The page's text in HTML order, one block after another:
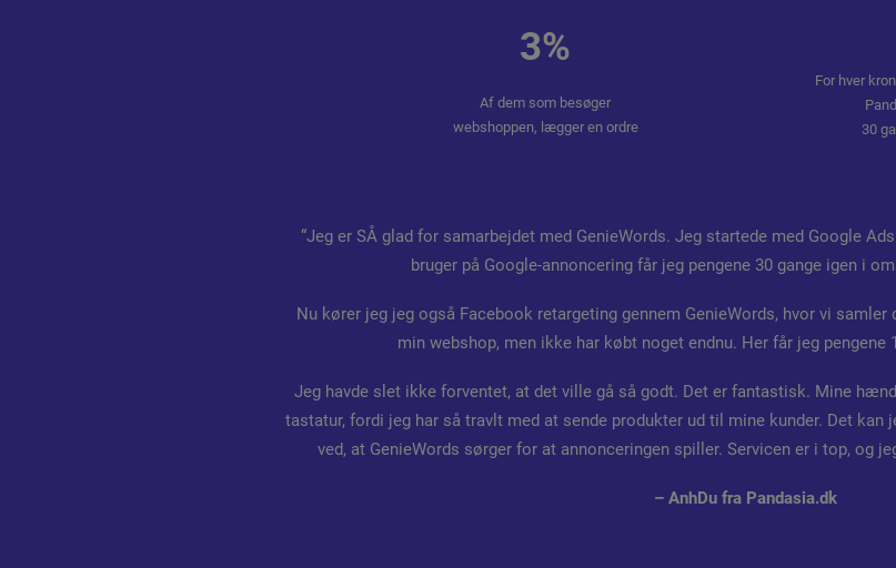
3%
Af dem som besøger
webshoppen, lægger en ordre
For hver
30
“Jeg er SÅ glad for samarbejdet med GenieWords. Jeg startede med Google
bruger på Google-annoncering får jeg pengene 30 gange igen i
Nu kører jeg jeg også Facebook retargeting gennem GenieWords, hvor vi
min webshop, men ikke har købt noget endnu. Her får jeg
Jeg havde slet ikke forventet, at det ville gå så godt. Det er fantastisk. Mine
tastatur, fordi jeg har så travlt med at sende produkter ud til mine kunder. Det kan
ved, at GenieWords sørger for at annonceringen spiller. Servicen er i top, og
– AnhDu fra Pandasia.dk